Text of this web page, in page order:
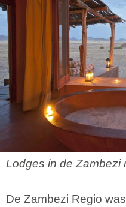
Lodges in de Zambezi
De Zambezi Regio